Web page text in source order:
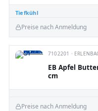
Tiefkühl
Preise nach Anmeldung
7102201 ·
EB Apfel
cm
Preise nach Anmeldung